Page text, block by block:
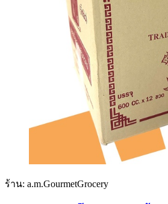
ร้าน: a.m.GourmetGrocery